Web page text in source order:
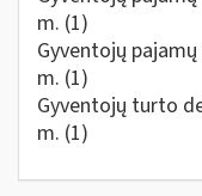
m. (1)
Gyventojų
m. (1)
Gyventojų turto
m. (1)